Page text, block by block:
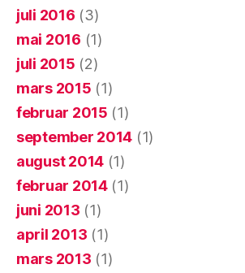
juli 2016 (3)
mai 2016 (1)
juli 2015 (2)
mars 2015 (1)
februar 2015 (1)
september 2014 (1)
august 2014 (1)
februar 2014(1)
juni 2013 (1)
april 2013 (1)
mars 2013 (1)